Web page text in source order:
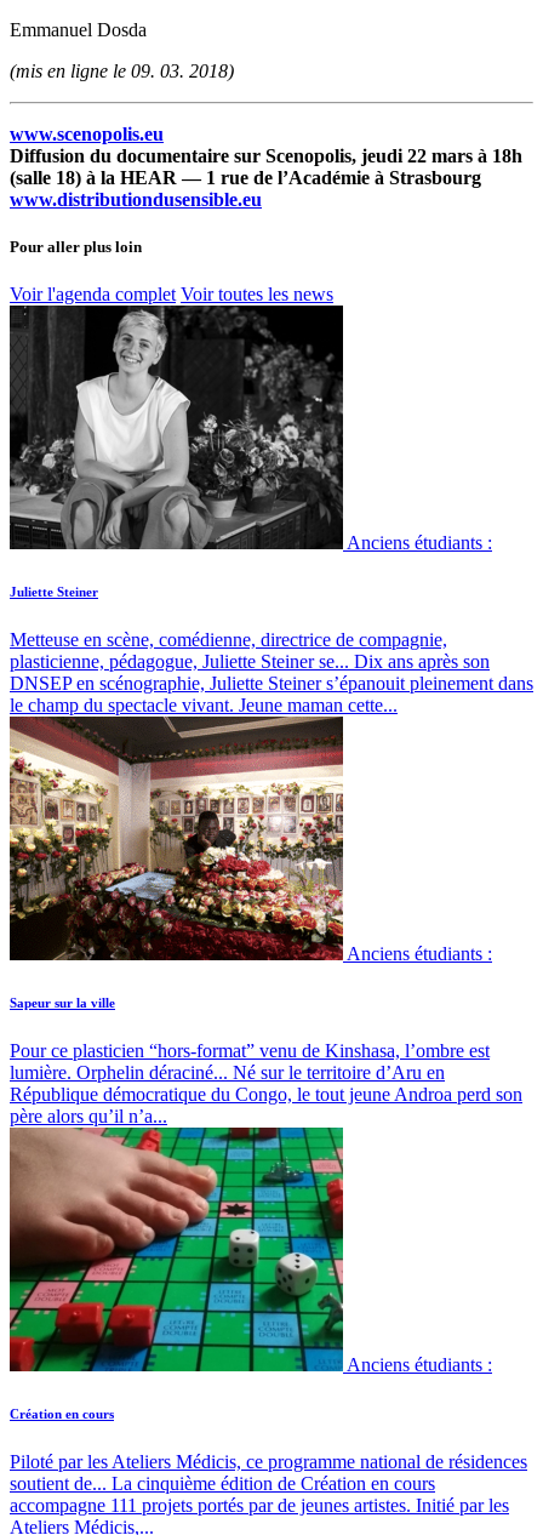
Emmanuel Dosda
(mis en ligne le 09. 03. 2018)
www.scenopolis.eu
Diffusion du documentaire sur Scenopolis, jeudi 22 mars à 18h
(salle 18) à la HEAR — 1 rue de l’Académie à Strasbourg
www.distributiondusensible.eu
Pour aller plus loin
Voir l'agenda complet Voir toutes les news
Anciens étudiants :
Juliette Steiner
Metteuse en scène, comédienne, directrice de compagnie,
plasticienne, pédagogue, Juliette Steiner se... Dix ans après son
DNSEP en scénographie, Juliette Steiner s’épanouit pleinement dans
le champ du spectacle vivant. Jeune maman cette...
Anciens étudiants :
Sapeur sur la ville
Pour ce plasticien “hors-format” venu de Kinshasa, l’ombre est
lumière. Orphelin déraciné... Né sur le territoire d’Aru en
République démocratique du Congo, le tout jeune Androa perd son
père alors qu’il n’a...
Anciens étudiants :
Création en cours
Piloté par les Ateliers Médicis, ce programme national de résidences
soutient de... La cinquième édition de Création en cours
accompagne 111 projets portés par de jeunes artistes. Initié par les
Ateliers Médicis,...